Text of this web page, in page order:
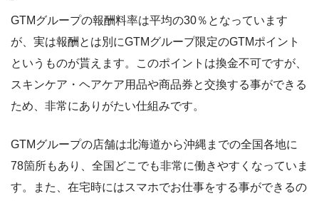
GTMグループの報酬料率は平均の30％となっています
が、実は報酬とは別にGTMグループ限定のGTMポイント
というものが貰えます。このポイントは換金不可ですが、
スキンケア・ヘアケア用品や商品券と交換する事ができる
ため、非常にありがたい仕組みです。
GTMグループの店舗は北海道から沖縄までの全国各地に
78箇所もあり、全国どこでも非常に働きやすくなっていま
す。また、在宅時にはスマホでお仕事をする事ができるの